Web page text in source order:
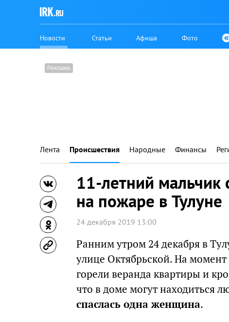
Новости Статьи Афиша Фото
Лента Происшествия Народные Финансы
11-летний мальчик
на пожаре в Тулуне
24 декабря 2019 13:00
Ранним утром 24 декабря в
улице Октябрьской. На
горели веранда квартиры и
что в доме могут находиться
спаслась одна женщина.